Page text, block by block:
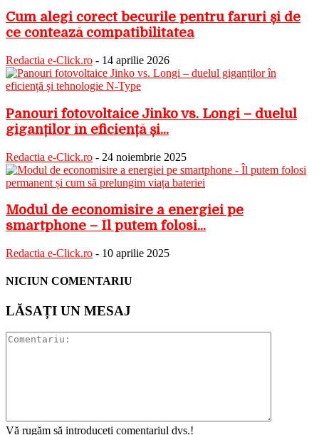
Cum alegi corect becurile pentru faruri și de
ce contează compatibilitatea
Redactia e-Click.ro - 14 aprilie 2026
Panouri fotovoltaice Jinko vs. Longi – duelul
giganților în eficiență și...
Redactia e-Click.ro - 24 noiembrie 2025
Modul de economisire a energiei pe
smartphone – Îl putem folosi...
Redactia e-Click.ro - 10 aprilie 2025
NICIUN COMENTARIU
LĂSAȚI UN MESAJ
Vă rugăm să introduceți comentariul dvs.!